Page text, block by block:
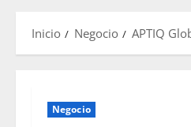
Inicio Negocio APTIQ
Negocio